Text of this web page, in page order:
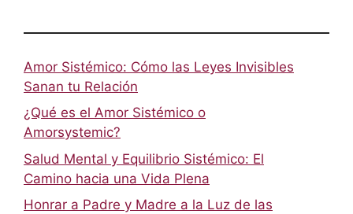
Amor Sistémico: Cómo las Leyes Invisibles
Sanan tu Relación
¿Qué es el Amor Sistémico o
Amorsystemic?
Salud Mental y Equilibrio Sistémico: El
Camino hacia una Vida Plena
Honrar a Padre y Madre a la Luz de las